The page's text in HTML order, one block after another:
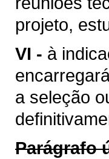
projeto,
VI - à
a seleção
Parágrafo